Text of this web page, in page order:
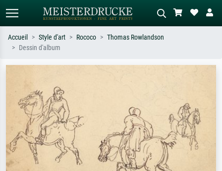
impressionnisme, vague de Hokusai,
nu.
abstrait avec beaucoup de rouge,
Accueil Style d'art Rococo
Thomas Rowlandson
Dessin d'album